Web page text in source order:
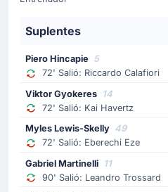
James Ward-Prowse
72'
Cambio de jugador
Eberechi Eze
Myles Lewis-Skelly entra
Suplentes
Piero Hincapie 5
72' Salió: Riccardo Calafiori
Viktor Gyokeres 14
72' Salió: Kai Havertz
Myles Lewis-Skelly 49
72' Salió: Eberechi Eze
Gabriel Martinelli 11
90' Salió: Leandro Trossard